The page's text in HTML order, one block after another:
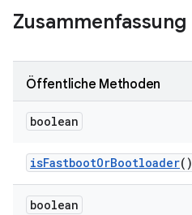
Zusammenfassung
Öffentliche Methoden
boolean
isFastbootOrBootloader()
boolean